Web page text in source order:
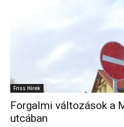
Friss Hírek
Forgalmi változások a
utcában